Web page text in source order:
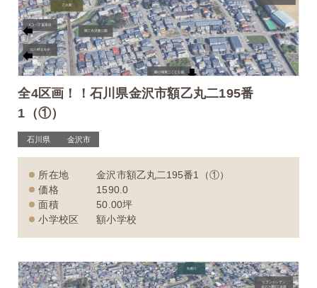
全4区画！！石川県金沢市額乙丸二195番
1（①）
石川県 金沢市
所在地
金沢市額乙丸二195番1（①）
価格
1590.0
面積
50.00坪
小学校区
額小学校